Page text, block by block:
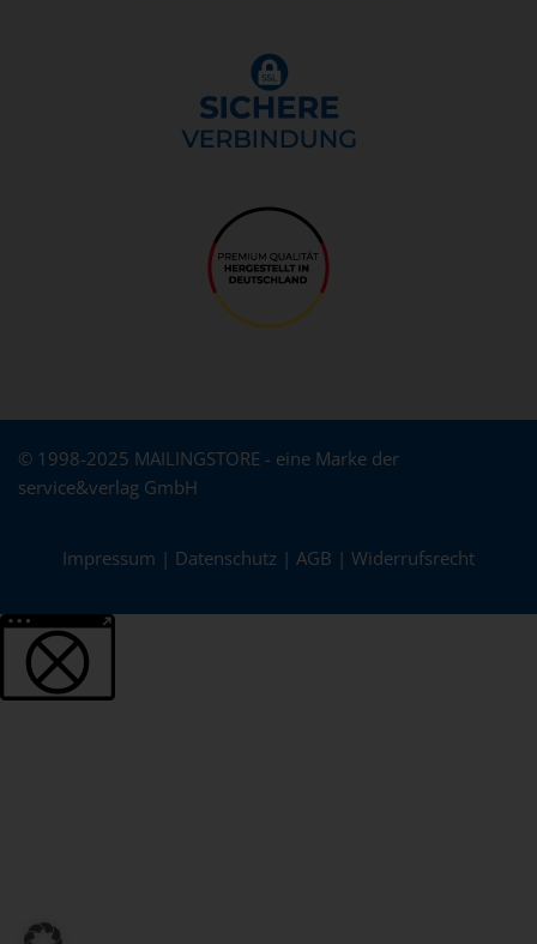
© 1998-2025 MAILINGSTORE - eine Marke der
service&verlag GmbH
Impressum | Datenschutz | AGB | Widerrufsrecht
Weitere Informationen über den gesperrten Inhalt.